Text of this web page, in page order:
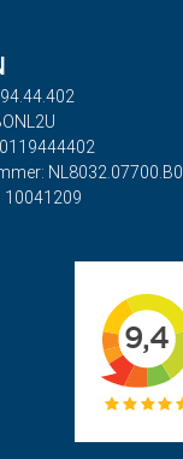
10041209